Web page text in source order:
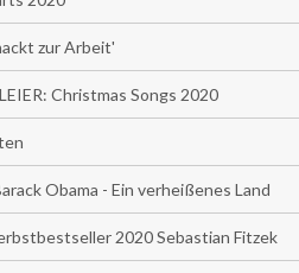
zur Arbeit'
Christmas Songs 2020
Obama - Ein verheißenes Land
2020 Sebastian Fitzek